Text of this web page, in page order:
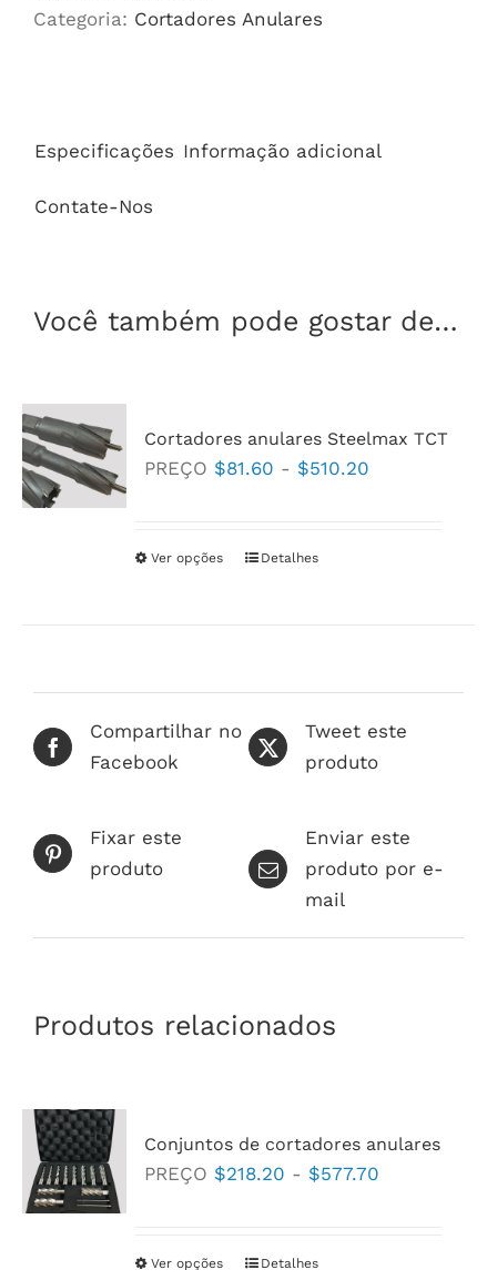
Categoria: Cortadores Anulares
Especificações Informação adicional
Contate-Nos
Você também pode gostar de…
Cortadores anulares Steelmax TCT
PREÇO $81.60 - $510.20Faixa
Ver opções
Este
opções
podem
escolhidas
na
do
Detalhes
Compartilhar no
Facebook
Tweet este
produto
Fixar este
produto
Enviar este
produto por e-
mail
Produtos relacionados
Conjuntos de cortadores anulares
PREÇO $218.20 - $577.70Faixa
Ver opções Detalhes